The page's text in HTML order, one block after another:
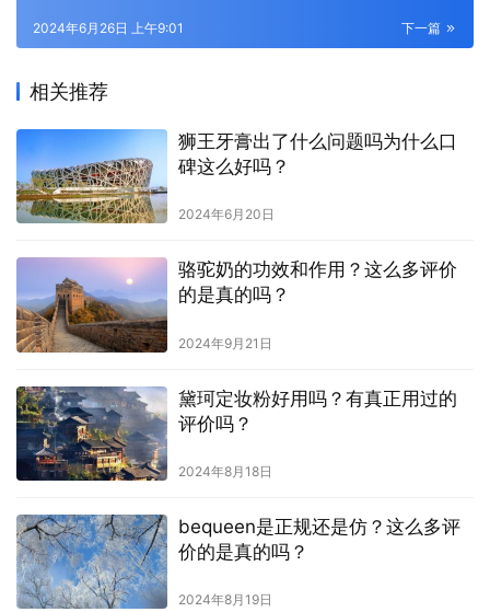
下一篇
2024年6月26日 上午9:01
相关推荐
狮王牙膏出了什么问题吗为什么口
碑这么好吗？
2024年6月20日
骆驼奶的功效和作用？这么多评价
的是真的吗？
2024年9月21日
黛珂定妆粉好用吗？有真正用过的
评价吗？
2024年8月18日
bequeen是正规还是仿？这么多评
价的是真的吗？
2024年8月19日